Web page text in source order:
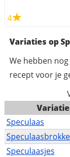
4
Variaties op
We hebben
recept voor je
Variatie
Speculaas
Speculaasjes